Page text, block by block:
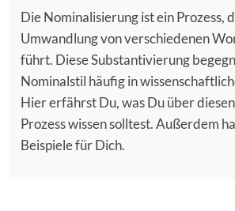
Die Nominalisierung ist ein Prozess,
Umwandlung von verschiedenen
führt. Diese Substantivierung
Nominalstil häufig in
Hier erfährst Du, was Du über
Prozess wissen solltest. Außerdem
Beispiele für Dich.